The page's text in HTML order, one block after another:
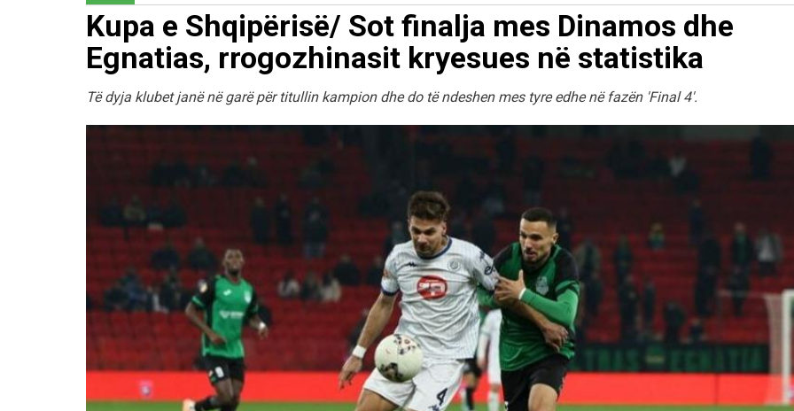
Kupa e Shqipërisë/ Sot finalja mes Dinamos dhe
Egnatias, rrogozhinasit kryesues në statistika
Të dyja klubet janë në garë për titullin kampion dhe do të ndeshen mes tyre edhe në fazën 'Final 4'.